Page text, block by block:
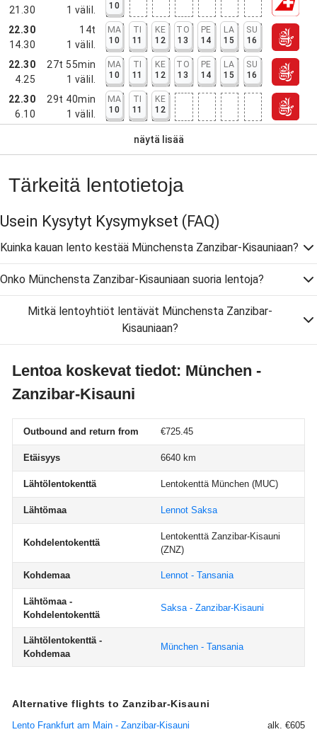
21.30
1 välil. 10
22.30
14.30
14t
1 välil.
MA
10
TI
11
KE
12
TO
13
PE
14
LA
15
SU
16
22.30
4.25
27t 55min
1 välil.
MA
10
TI
11
KE
12
TO
13
PE
14
LA
15
SU
16
22.30
6.10
29t 40min
1 välil.
MA
10
TI
11
KE
12
näytä lisää
Tärkeitä lentotietoja
Usein Kysytyt Kysymykset (FAQ)
Kuinka kauan lento kestää Münchensta Zanzibar-Kisauniaan?
Onko Münchensta Zanzibar-Kisauniaan suoria lentoja?
Mitkä lentoyhtiöt lentävät Münchensta Zanzibar-
Kisauniaan?
Lentoa koskevat tiedot: München -
Zanzibar-Kisauni
Outbound and return from €725.45
Etäisyys 6640 km
Lähtölentokenttä Lentokenttä München (MUC)
Lähtömaa Lennot Saksa
Kohdelentokenttä
Lentokenttä Zanzibar-Kisauni
(ZNZ)
Kohdemaa Lennot - Tansania
Lähtömaa -
Kohdelentokenttä
Saksa - Zanzibar-Kisauni
Lähtölentokenttä -
Kohdemaa
München - Tansania
Alternative flights to Zanzibar-Kisauni
Lento Frankfurt am Main - Zanzibar-Kisauni alk. €605